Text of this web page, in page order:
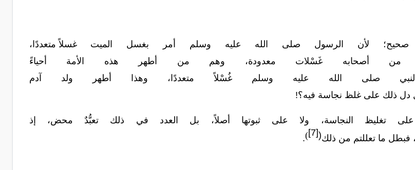
لأن الرسول صلى الله عليه وسلم أمر بغسل الميت غسلاً متعددًا،
من أصحابه غَسْلات معدودة، وهم من أطهر هذه الأمة
أحياءً
صلى الله عليه وسلم غُسْلاً متعددًا، وهذا أطهر ولد
آدم
دل ذلك على غلظ نجاسة فيه؟!
على تغليظ النجاسة، ولا على ثبوتها أصلاً، بل العدد في ذلك تعبُّدٌ محض،
إذ
فبطل ما تعللتم من ذلك(
[7]
)
.